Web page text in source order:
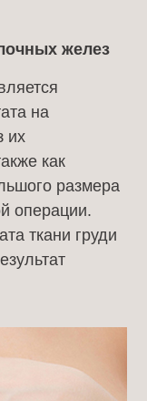
желез
на
их
как
размера
операции.
ткани груди